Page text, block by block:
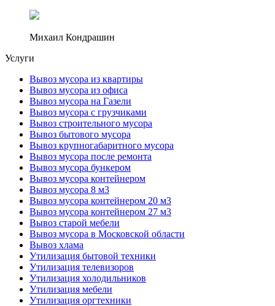
Михаил Кондрашин
Услуги
Вывоз мусора из квартиры
Вывоз мусора из офиса
Вывоз мусора на Газели
Вывоз мусора с грузчиками
Вывоз строительного мусора
Вывоз бытового мусора
Вывоз крупногабаритного мусора
Вывоз мусора после ремонта
Вывоз мусора бункером
Вывоз мусора контейнером
Вывоз мусора 8 м3
Вывоз мусора контейнером 20 м3
Вывоз мусора контейнером 27 м3
Вывоз старой мебели
Вывоз мусора в Московской области
Вывоз хлама
Утилизация бытовой техники
Утилизация телевизоров
Утилизация холодильников
Утилизация мебели
Утилизация оргтехники